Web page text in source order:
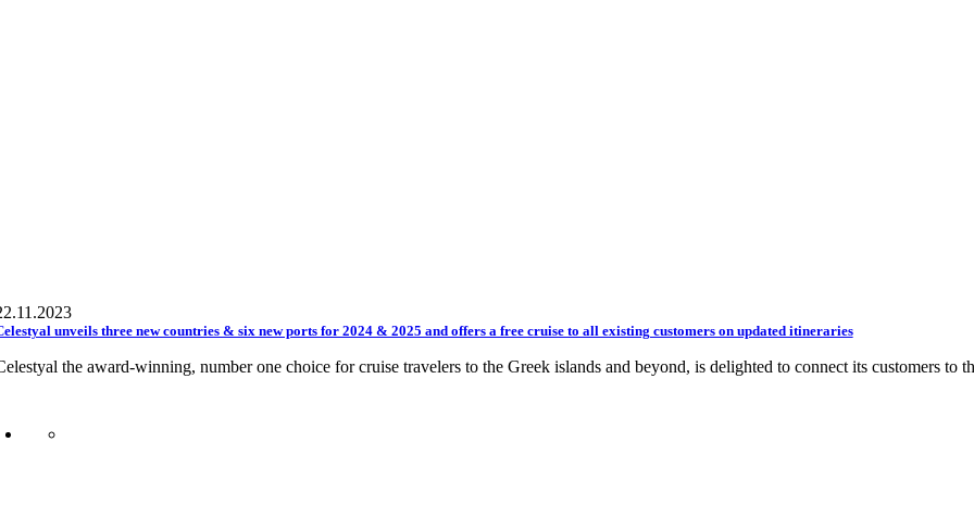
unveils three new countries & six new ports for 2024 & 2025 and offers a free cruise to all existing customers on updated itineraries
the award-winning, number one choice for cruise travelers to the Greek islands and beyond, is delighted to connect its customers